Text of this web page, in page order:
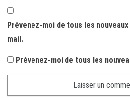
Prévenez-moi de tous les
mail.
Prévenez-moi de tous les